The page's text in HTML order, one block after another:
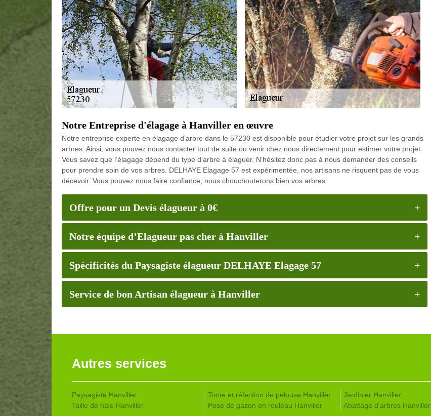
Notre Entreprise d'élagage à Hanviller en œuvre
Notre entreprise experte en élagage d’arbre dans le 57230 est disponible pour étudier votre projet sur les grands
arbres. Ainsi, vous pouvez nous contacter tout de suite ou venir chez nous directement pour estimer votre projet.
Vous savez que l’élagage dépend du type d’arbre à élaguer. N’hésitez donc pas à nous demander des conseils
pour prendre soin de vos arbres. DELHAYE Elagage 57 est expérimentée, nos artisans ne risquent pas de vous
décevoir. Vous pouvez nous faire confiance, nous chouchouterons bien vos arbres.
Offre pour un Devis élagueur à 0€
Notre équipe d’Elagueur pas cher à Hanviller
Spécificités du Paysagiste élagueur DELHAYE Elagage 57
Service de bon Artisan élagueur à Hanviller
Autres services
Paysagiste Hanviller
Taille de haie Hanviller
Tonte et réfection de pelouse Hanviller
Pose de gazon en rouleau Hanviller
Jardinier Hanviller
Abattage d'arbres Hanviller